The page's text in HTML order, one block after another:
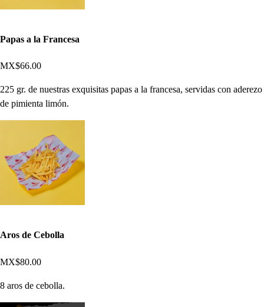
Papas a la Francesa
MX$66.00
225 gr. de nuestras exquisitas papas a la francesa, servidas con aderezo
de pimienta limón.
Aros de Cebolla
MX$80.00
8 aros de cebolla.